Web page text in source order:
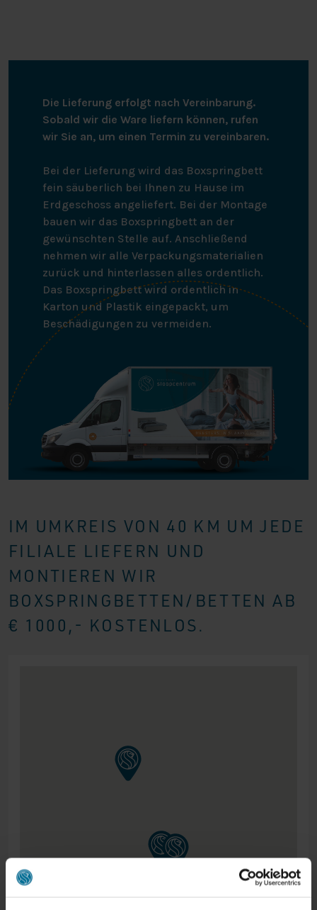
Die Lieferung erfolgt nach Vereinbarung.
Sobald wir die Ware liefern können, rufen
wir Sie an, um einen Termin zu vereinbaren.
Bei der Lieferung wird das Boxspringbett
fein säuberlich bei Ihnen zu Hause im
Erdgeschoss angeliefert. Bei der Montage
bauen wir das Boxspringbett an der
gewünschten Stelle auf. Anschließend
nehmen wir alle Verpackungsmaterialien
zurück und hinterlassen alles ordentlich.
Das Boxspringbett wird ordentlich in
Karton und Plastik eingepackt, um
Beschädigungen zu vermeiden.
IM UMKREIS VON 40 KM UM JEDE
FILIALE LIEFERN UND
MONTIEREN WIR
BOXSPRINGBETTEN/BETTEN AB
€ 1000,- KOSTENLOS.